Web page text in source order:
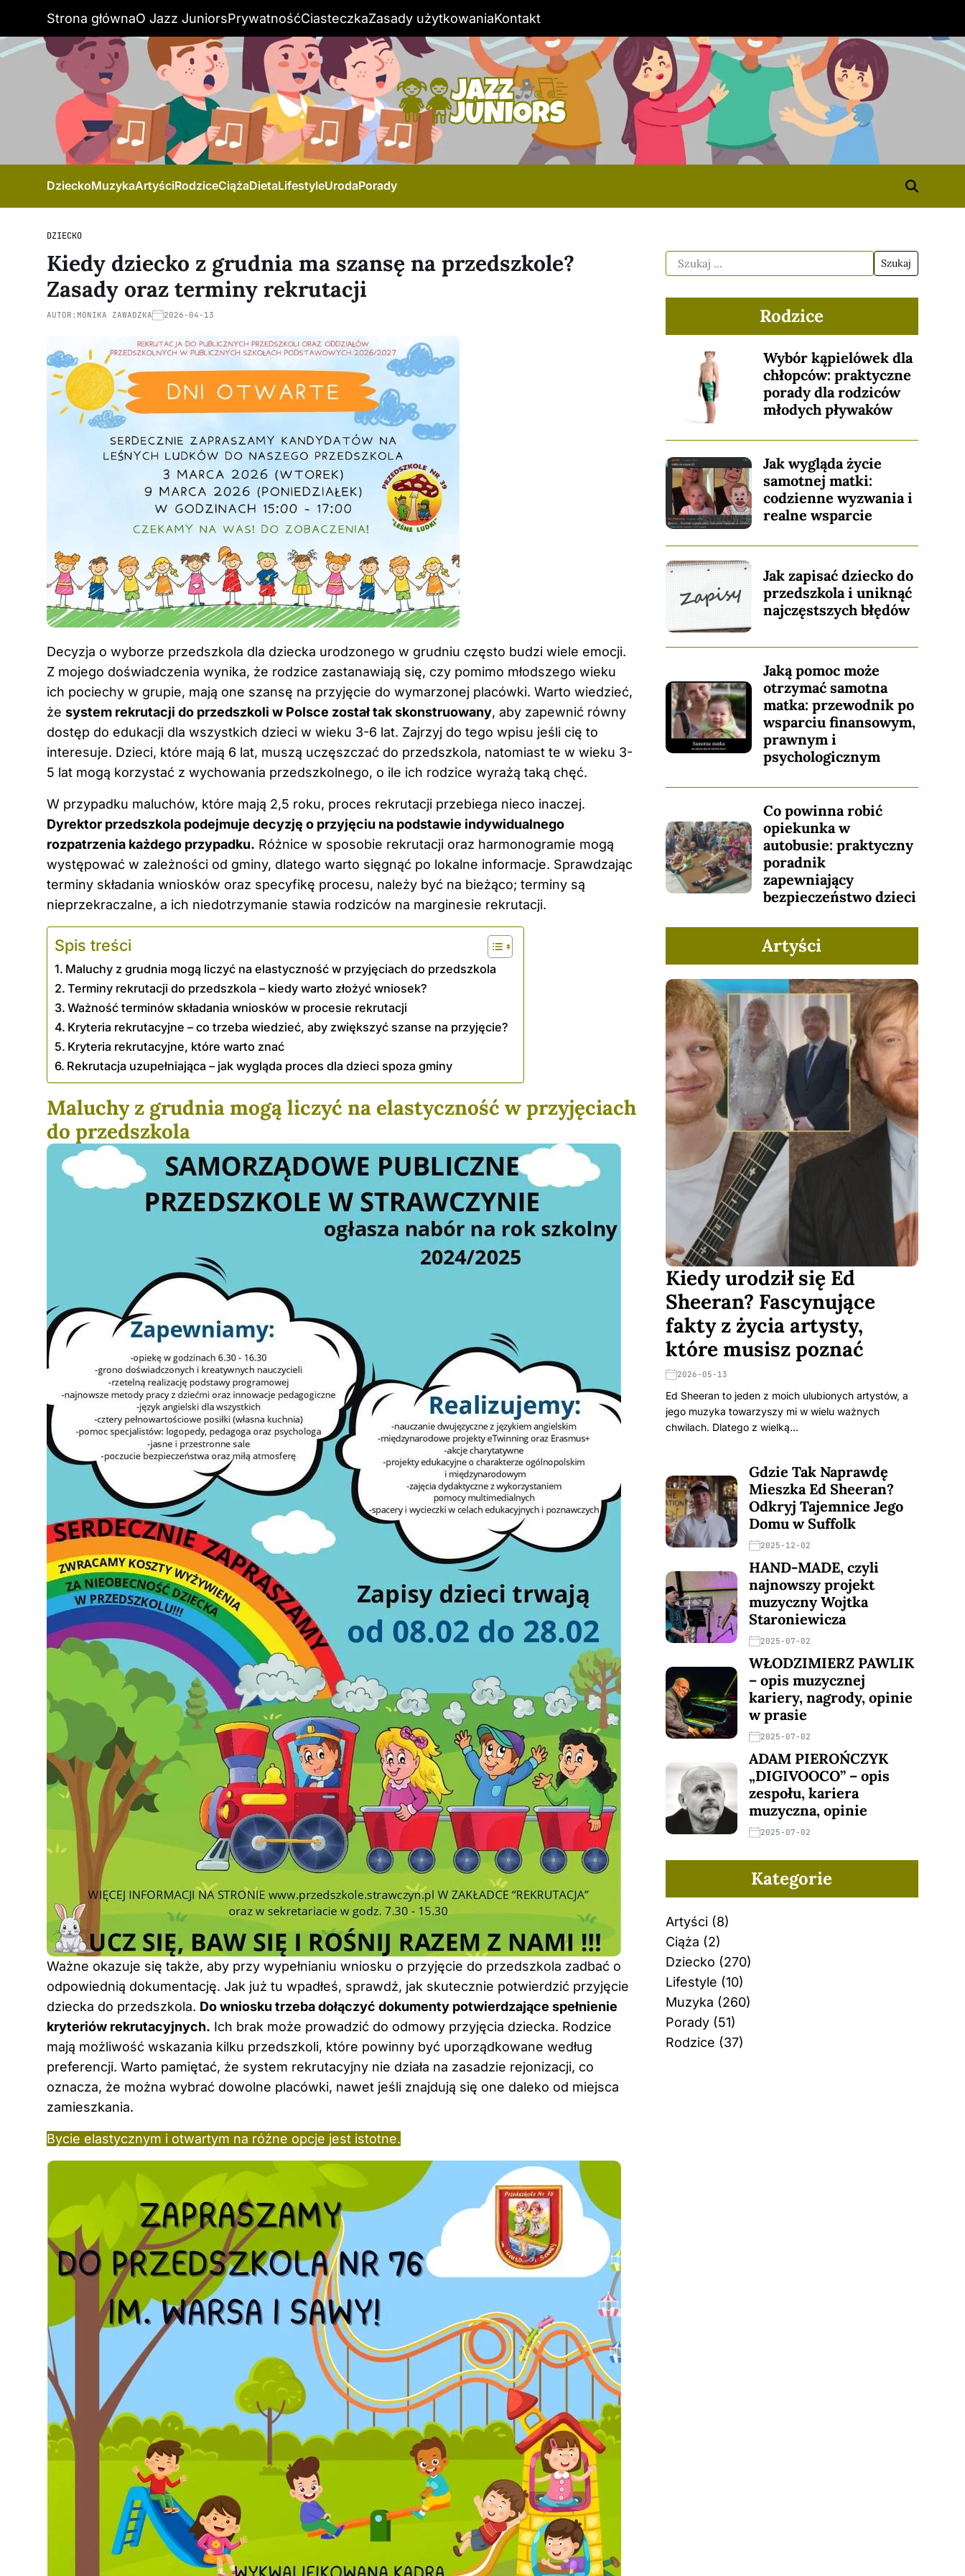
Strona głównaO Jazz JuniorsPrywatnośćCiasteczkaZasady użytkowaniaKontakt
DzieckoMuzykaArtyściRodziceCiążaDietaLifestyleUrodaPorady
DZIECKO
Kiedy dziecko z grudnia ma szansę na przedszkole?
Zasady oraz terminy rekrutacji
AUTOR: MONIKA ZAWADZKA 2026-04-13
Decyzja o wyborze przedszkola dla dziecka urodzonego w grudniu często budzi wiele emocji.
Z mojego doświadczenia wynika, że rodzice zastanawiają się, czy pomimo młodszego wieku
ich pociechy w grupie, mają one szansę na przyjęcie do wymarzonej placówki. Warto wiedzieć,
że system rekrutacji do przedszkoli w Polsce został tak skonstruowany, aby zapewnić równy
dostęp do edukacji dla wszystkich dzieci w wieku 3-6 lat. Zajrzyj do tego wpisu jeśli cię to
interesuje. Dzieci, które mają 6 lat, muszą uczęszczać do przedszkola, natomiast te w wieku 3-
5 lat mogą korzystać z wychowania przedszkolnego, o ile ich rodzice wyrażą taką chęć.
W przypadku maluchów, które mają 2,5 roku, proces rekrutacji przebiega nieco inaczej.
Dyrektor przedszkola podejmuje decyzję o przyjęciu na podstawie indywidualnego
rozpatrzenia każdego przypadku. Różnice w sposobie rekrutacji oraz harmonogramie mogą
występować w zależności od gminy, dlatego warto sięgnąć po lokalne informacje. Sprawdzając
terminy składania wniosków oraz specyfikę procesu, należy być na bieżąco; terminy są
nieprzekraczalne, a ich niedotrzymanie stawia rodziców na marginesie rekrutacji.
Spis treści
Maluchy z grudnia mogą liczyć na elastyczność w przyjęciach do przedszkola
Terminy rekrutacji do przedszkola – kiedy warto złożyć wniosek?
Ważność terminów składania wniosków w procesie rekrutacji
Kryteria rekrutacyjne – co trzeba wiedzieć, aby zwiększyć szanse na przyjęcie?
Kryteria rekrutacyjne, które warto znać
Rekrutacja uzupełniająca – jak wygląda proces dla dzieci spoza gminy
Maluchy z grudnia mogą liczyć na elastyczność w przyjęciach
do przedszkola
Ważne okazuje się także, aby przy wypełnianiu wniosku o przyjęcie do przedszkola zadbać o
odpowiednią dokumentację. Jak już tu wpadłeś, sprawdź, jak skutecznie potwierdzić przyjęcie
dziecka do przedszkola. Do wniosku trzeba dołączyć dokumenty potwierdzające spełnienie
kryteriów rekrutacyjnych. Ich brak może prowadzić do odmowy przyjęcia dziecka. Rodzice
mają możliwość wskazania kilku przedszkoli, które powinny być uporządkowane według
preferencji. Warto pamiętać, że system rekrutacyjny nie działa na zasadzie rejonizacji, co
oznacza, że można wybrać dowolne placówki, nawet jeśli znajdują się one daleko od miejsca
zamieszkania.
Bycie elastycznym i otwartym na różne opcje jest istotne.
Rodzice
Wybór kąpielówek dla
chłopców: praktyczne
porady dla rodziców
młodych pływaków
Jak wygląda życie
samotnej matki:
codzienne wyzwania i
realne wsparcie
Jak zapisać dziecko do
przedszkola i uniknąć
najczęstszych błędów
Jaką pomoc może
otrzymać samotna
matka: przewodnik po
wsparciu finansowym,
prawnym i
psychologicznym
Co powinna robić
opiekunka w
autobusie: praktyczny
poradnik
zapewniający
bezpieczeństwo dzieci
Artyści
Kiedy urodził się Ed
Sheeran? Fascynujące
fakty z życia artysty,
które musisz poznać
2026-05-13
Ed Sheeran to jeden z moich ulubionych artystów, a
jego muzyka towarzyszy mi w wielu ważnych
chwilach. Dlatego z wielką…
Gdzie Tak Naprawdę
Mieszka Ed Sheeran?
Odkryj Tajemnice Jego
Domu w Suffolk
2025-12-02
HAND-MADE, czyli
najnowszy projekt
muzyczny Wojtka
Staroniewicza
2025-07-02
WŁODZIMIERZ PAWLIK
– opis muzycznej
kariery, nagrody, opinie
w prasie
2025-07-02
ADAM PIEROŃCZYK
„DIGIVOOCO” – opis
zespołu, kariera
muzyczna, opinie
2025-07-02
Kategorie
Artyści(8)
Ciąża (2)
Dziecko (270)
Lifestyle (10)
Muzyka (260)
Porady(51)
Rodzice (37)